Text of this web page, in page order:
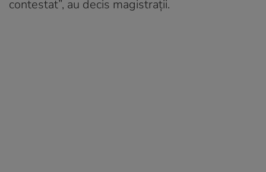
contestat”, au decis magistrații.